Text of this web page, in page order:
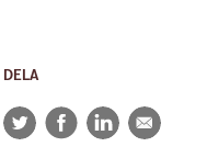
DELA
TwitterFacebookLinkedIn
E-
post